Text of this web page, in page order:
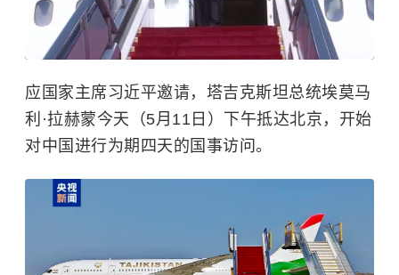
应国家主席习近平邀请，塔吉克斯坦总统埃莫马
利·拉赫蒙今天（5月11日）下午抵达北京，开始
对中国进行为期四天的国事访问。